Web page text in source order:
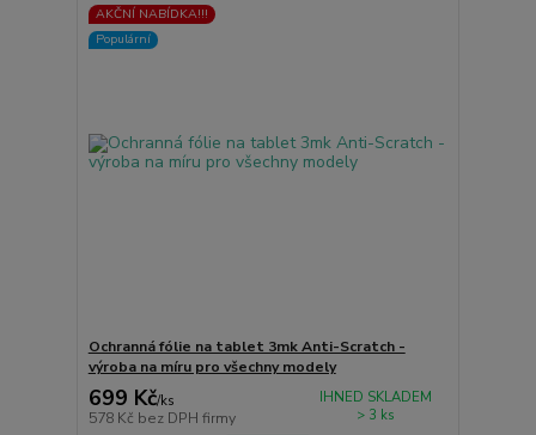
AKČNÍ NABÍDKA!!!
Populární
Ochranná fólie na tablet 3mk Anti-Scratch -
výroba na míru pro všechny modely
699 Kč/ks
578 Kč bez DPH firmy
IHNED SKLADEM
> 3 ks